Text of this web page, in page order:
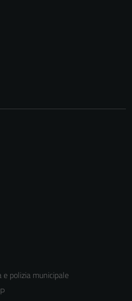
e polizia municipale